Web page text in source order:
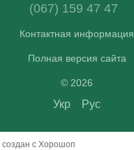
(067) 159 47 47
Контактная информация
Полная версия сайта
© 2026
Укр Рус
создан с Хорошоп